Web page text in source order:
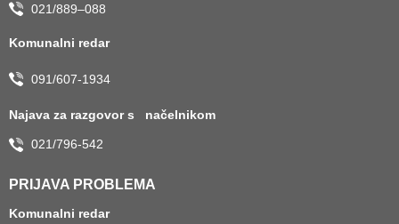
021/889–088
Komunalni redar
091/607-1934
Najava za razgovor s načelnikom
021/796-542
PRIJAVA PROBLEMA
Komunalni redar